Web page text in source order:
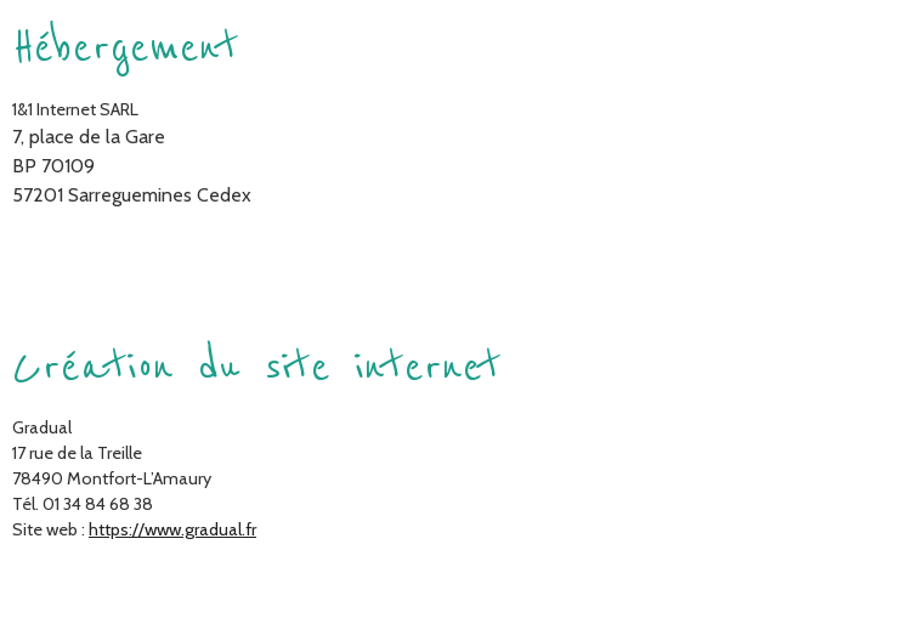
Hébergement
1&1 Internet SARL
7, place de la Gare
BP 70109
57201 Sarreguemines Cedex
Création du site internet
Gradual
17 rue de la Treille
78490 Montfort-L’Amaury
Tél. 01 34 84 68 38
Site web : https://www.gradual.fr